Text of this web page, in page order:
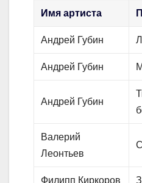
Имя артиста
Андрей Губин
Андрей Губин
Андрей Губин
Валерий
Леонтьев
Филипп Киркоров